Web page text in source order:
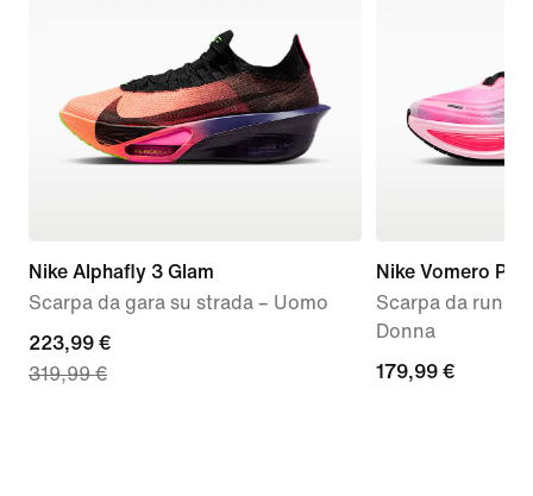
Nike Alphafly 3 Glam
Scarpa da gara su strada – Uomo
current
price
223,99 €
319,99 €
Nike Vomero Plus
Scarpa da
Donna
179,99
179,99 €